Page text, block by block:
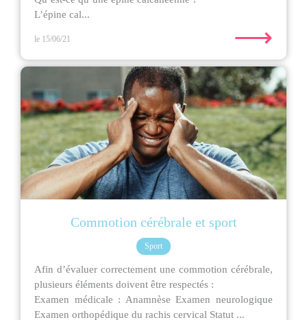
L’épine cal...
le 15/06/21 ⟶
Commotion cérébrale et sport
Sport
Afin d’évaluer correctement une commotion cérébrale,
plusieurs éléments doivent être respectés :
Examen médicale : Anamnèse Examen neurologique
Examen orthopédique du rachis cervical Statut ...